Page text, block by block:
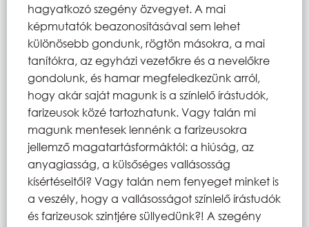
hagyatkozó szegény özvegyet. A mai
képmutatók beazonosításával sem lehet
különösebb gondunk, rögtön másokra, a mai
tanítókra, az egyházi vezetőkre és a nevelőkre
gondolunk, és hamar megfeledkezünk arról,
hogy akár saját magunk is a színlelő írástudók,
farizeusok közé tartozhatunk. Vagy talán mi
magunk mentesek lennénk a farizeusokra
jellemző magatartásformáktól: a hiúság, az
anyagiasság, a külsőséges vallásosság
kísértéseitől? Vagy talán nem fenyeget minket is
a veszély, hogy a vallásosságot színlelő írástudók
és farizeusok szintjére süllyedünk?! A szegény